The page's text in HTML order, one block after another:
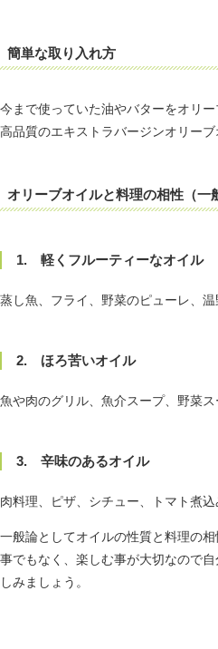
簡単な取り入れ方
今まで使っていた油やバターをオリ
高品質のエキストラバージンオリー
オリーブオイルと料理の相性（一
1. 軽くフルーティーなオイル
蒸し魚、フライ、野菜のピューレ、温
2. ほろ苦いオイル
魚や肉のグリル、魚介スープ、野菜
3. 辛味のあるオイル
肉料理、ピザ、シチュー、トマト煮
一般論としてオイルの性質と料理の
事でもなく、楽しむ事が大切なので
しみましょう。